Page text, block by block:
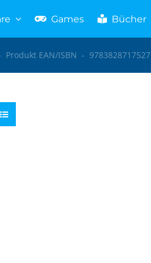
Games Bücher
Produkt EAN/ISBN - 9783828717527